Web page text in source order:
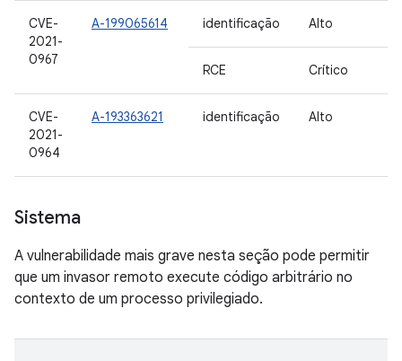
CVE-
2021-
0967
A-199065614 identificação Alto
RCE Crítico
CVE-
2021-
0964
A-193363621 identificação Alto
Sistema
A vulnerabilidade mais grave nesta seção pode permitir
que um invasor remoto execute código arbitrário no
contexto de um processo privilegiado.